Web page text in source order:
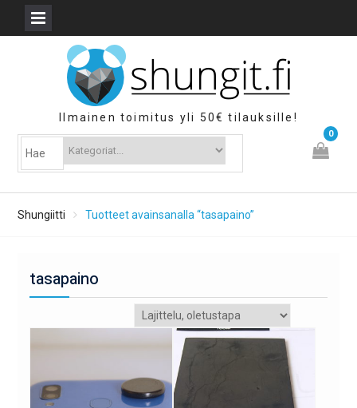
Ilmainen toimitus yli 50€ tilauksille!
0
Shungiitti Tuotteet avainsanalla “tasapaino”
tasapaino